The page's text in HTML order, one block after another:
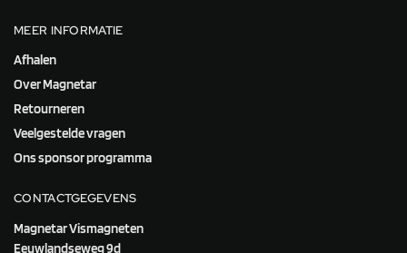
MEER INFORMATIE
Afhalen
Over Magnetar
Retourneren
Veelgestelde vragen
Ons sponsor programma
CONTACTGEGEVENS
Magnetar Vismagneten
Eeuwlandseweg 9d